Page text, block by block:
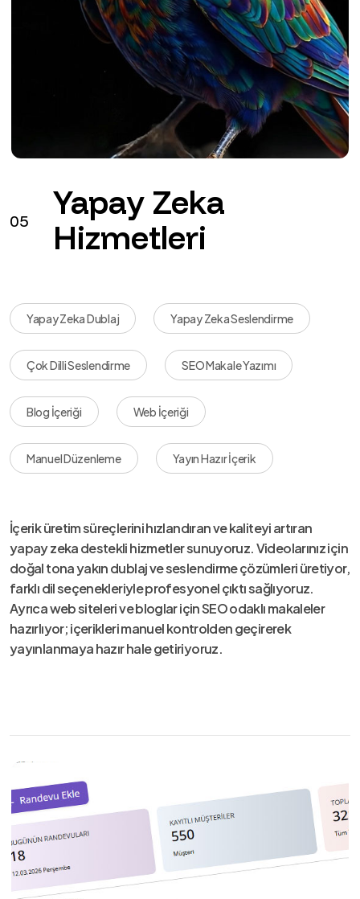
05
Yapay Zeka
Hizmetleri
Yapay Zeka Dublaj Yapay Zeka Seslendirme
Çok Dilli Seslendirme SEO Makale Yazımı
Blog İçeriği Web İçeriği
Manuel Düzenleme Yayın Hazır İçerik
İçerik üretim süreçlerini hızlandıran ve kaliteyi artıran
yapay zeka destekli hizmetler sunuyoruz. Videolarınız için
doğal tona yakın dublaj ve seslendirme çözümleri üretiyor,
farklı dil seçenekleriyle profesyonel çıktı sağlıyoruz.
Ayrıca web siteleri ve bloglar için SEO odaklı makaleler
hazırlıyor; içerikleri manuel kontrolden geçirerek
yayınlanmaya hazır hale getiriyoruz.